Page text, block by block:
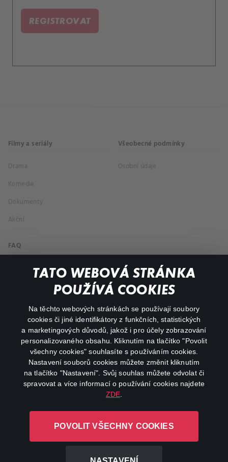
TATO WEBOVÁ STRÁNKA
POUŽÍVÁ COOKIES
Na těchto webových stránkách se používají soubory
cookies či jiné identifikátory z funkčních, statistických
a marketingových důvodů, jakož i pro účely zobrazování
personalizovaného obsahu. Kliknutím na tlačítko "Povolit
všechny cookies" souhlasíte s používáním cookies.
Nastavení souborů cookies můžete změnit kliknutím
na tlačítko "Nastavení". Svůj souhlas můžete odvolat či
spravovat a více informací o používání cookies najdete
ZDE
POVOLIT VŠECHNY COOKIES
REGISTROVAT
Filmy a seriály
Drama
Komedie
Dokumenty
Akční
Všeobecné podmínky
Osobní údaje
FAQ
Můj účet
Důležité odkazy
facebookinstagram
youtube
L-1246 Luxembourg R.C.S.